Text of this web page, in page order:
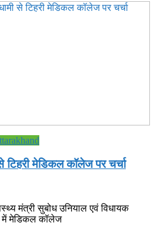
टिहरी मेडिकल कॉलेज पर चर्चा
मंत्री सुबोध उनियाल एवं विधायक
में मेडिकल कॉलेज